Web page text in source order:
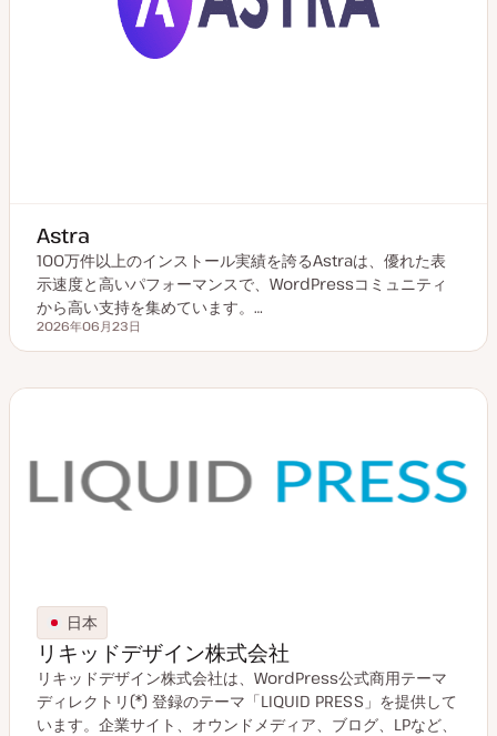
Astra
100万件以上のインストール実績を誇るAstraは、優れた表
示速度と高いパフォーマンスで、WordPressコミュニティ
から高い支持を集めています。…
更新日
2026年06月23日
日本
リキッドデザイン株式会社
リキッドデザイン株式会社は、WordPress公式商用テーマ
ディレクトリ(*) 登録のテーマ「LIQUID PRESS」を提供して
います。企業サイト、オウンドメディア、ブログ、LPなど、